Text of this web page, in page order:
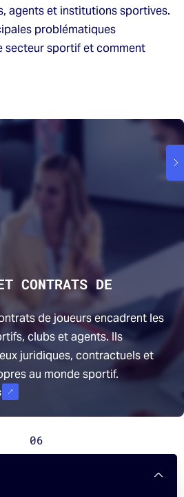
agents et institutions sportives.
problématiques
secteur sportif et comment
CONTRATS DE
de joueurs encadrent les
clubs et agents. Ils
juridiques, contractuels et
au monde sportif.
06